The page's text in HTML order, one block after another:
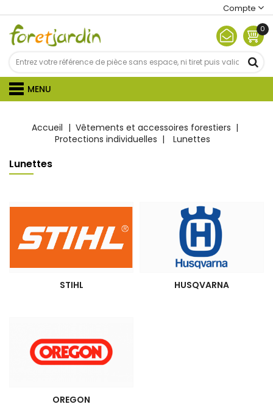
Compte
0
MENU
Accueil
Vêtements et accessoires forestiers
Protections individuelles
Lunettes
Lunettes
STIHL HUSQVARNA
OREGON